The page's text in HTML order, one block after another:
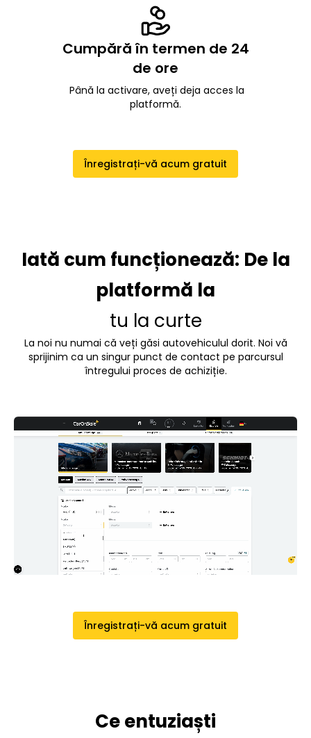
Cumpără în termen de 24
de ore
Până la activare, aveți deja acces la
platformă.
Înregistrați-vă acum gratuit
Iată cum funcționează: De la
platformă la
tu la curte
La noi nu numai că veți găsi autovehiculul dorit. Noi vă
sprijinim ca un singur punct de contact pe parcursul
întregului proces de achiziție.
Înregistrați-vă acum gratuit
Ce entuziaști